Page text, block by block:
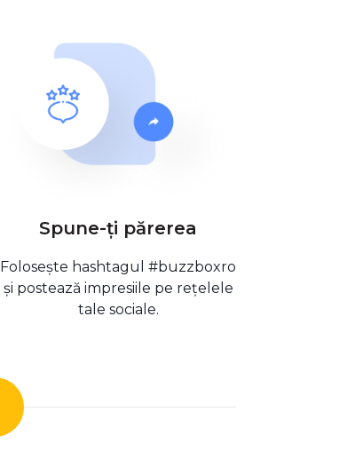
Spune-ți părerea
Folosește hashtagul #buzzboxro
și postează impresiile pe rețelele
tale sociale.